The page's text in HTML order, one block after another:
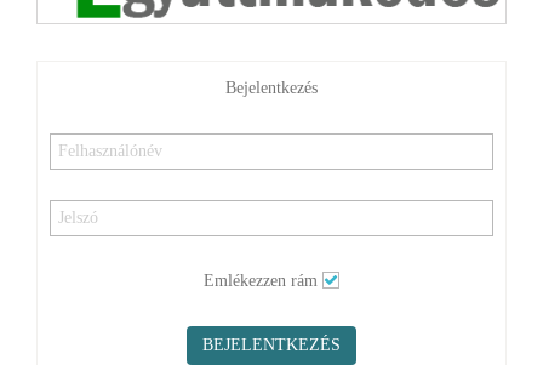
Elfelejtette jelszavát?